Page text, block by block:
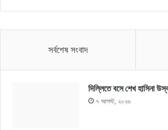
সর্বশেষ সংবাদ
দিল্লিতে বসে শেখ হাসিনা
৭ আগস্ট, ২০২৬